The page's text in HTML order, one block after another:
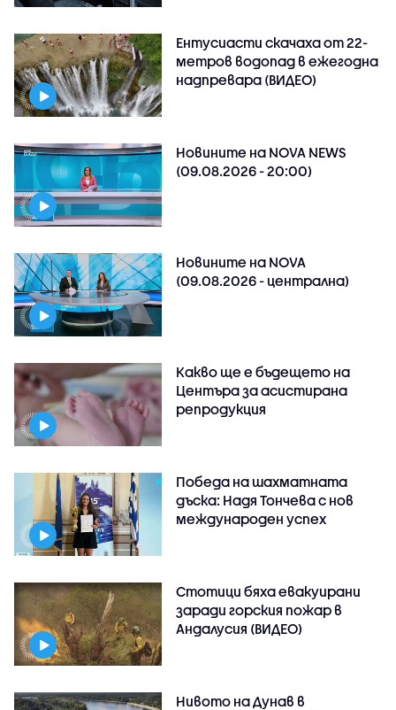
Ентусиасти скачаха от 22-
метров водопад в ежегодна
надпревара (ВИДЕО)
Новините на NOVA NEWS
(09.08.2026 - 20:00)
Новините на NOVA
(09.08.2026 - централна)
Какво ще е бъдещето на
Центъра за асистирана
репродукция
Победа на шахматната
дъска: Надя Тончева с нов
международен успех
Стотици бяха евакуирани
заради горския пожар в
Андалусия (ВИДЕО)
Нивото на Дунав в